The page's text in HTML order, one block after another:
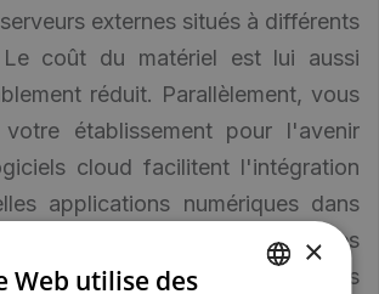
externes situés à différents
Le coût du matériel est lui aussi
réduit. Parallèlement, vous
votre établissement pour l'avenir
cloud facilitent l'intégration
applications numériques dans
Par exemple, les
des capteurs peuvent être reliées
×
Web utilise des